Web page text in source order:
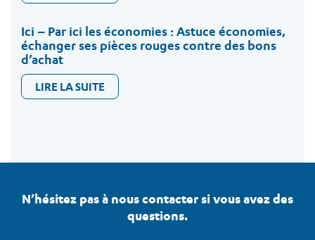
Ici – Par ici les économies : Astuce économies,
échanger ses pièces rouges contre des bons
d’achat
LIRE LA SUITE
N’hésitez pas à nous contacter si vous avez des
questions.